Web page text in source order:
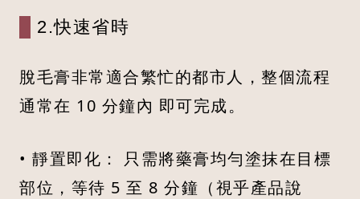
2.快速省時
脫毛膏非常適合繁忙的都市人，整個流程
通常在 10 分鐘內 即可完成。
• 靜置即化： 只需將藥膏均勻塗抹在目標
部位，等待 5 至 8 分鐘（視乎產品說